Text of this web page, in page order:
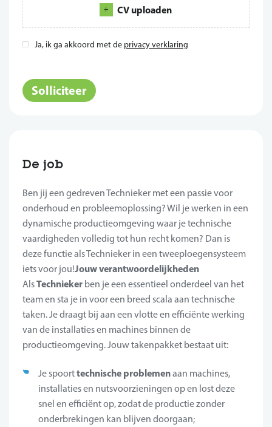
CV uploaden
Ja, ik ga akkoord met de privacy verklaring
Solliciteer
De job
Ben jij een gedreven Technieker met een passie voor
onderhoud en probleemoplossing? Wil je werken in een
dynamische productieomgeving waar je technische
vaardigheden volledig tot hun recht komen? Dan is
deze functie als Technieker in een tweeploegensysteem
iets voor jou!Jouw verantwoordelijkheden
AlsTechnieker ben je een essentieel onderdeel van het
team en sta je in voor een breed scala aan technische
taken. Je draagt bij aan een vlotte en efficiënte werking
van de installaties en machines binnen de
productieomgeving. Jouw takenpakket bestaat uit:
Je spoorttechnische problemenaan machines,
installaties en nutsvoorzieningen op en lost deze
snel en efficiënt op, zodat de productie zonder
onderbrekingen kan blijven doorgaan;